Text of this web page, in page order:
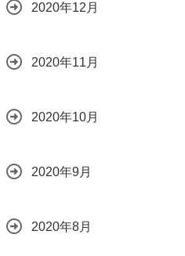
2020年12月
2020年11月
2020年10月
2020年9月
2020年8月